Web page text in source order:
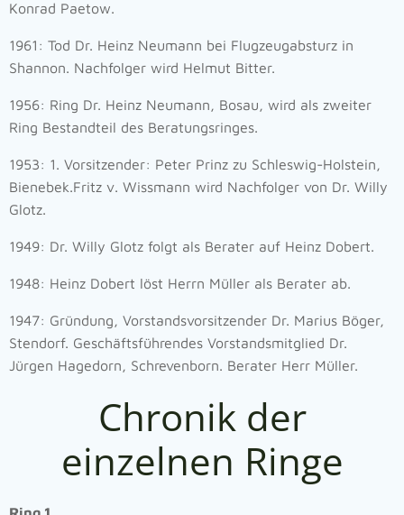
Konrad Paetow.
1961: Tod Dr. Heinz Neumann bei Flugzeugabsturz in
Shannon. Nachfolger wird Helmut Bitter.
1956: Ring Dr. Heinz Neumann, Bosau, wird als zweiter
Ring Bestandteil des Beratungsringes.
1953: 1. Vorsitzender: Peter Prinz zu Schleswig-Holstein,
Bienebek.Fritz v. Wissmann wird Nachfolger von Dr. Willy
Glotz.
1949: Dr. Willy Glotz folgt als Berater auf Heinz Dobert.
1948: Heinz Dobert löst Herrn Müller als Berater ab.
1947: Gründung, Vorstandsvorsitzender Dr. Marius Böger,
Stendorf. Geschäftsführendes Vorstandsmitglied Dr.
Jürgen Hagedorn, Schrevenborn. Berater Herr Müller.
Chronik der
einzelnen Ringe